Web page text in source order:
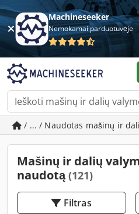
Machineseeker
Nemokamai parduotuvėje
/ ... / Naudotas mašinų ir
Mašinų ir dalių
naudotą(121)
Filtras